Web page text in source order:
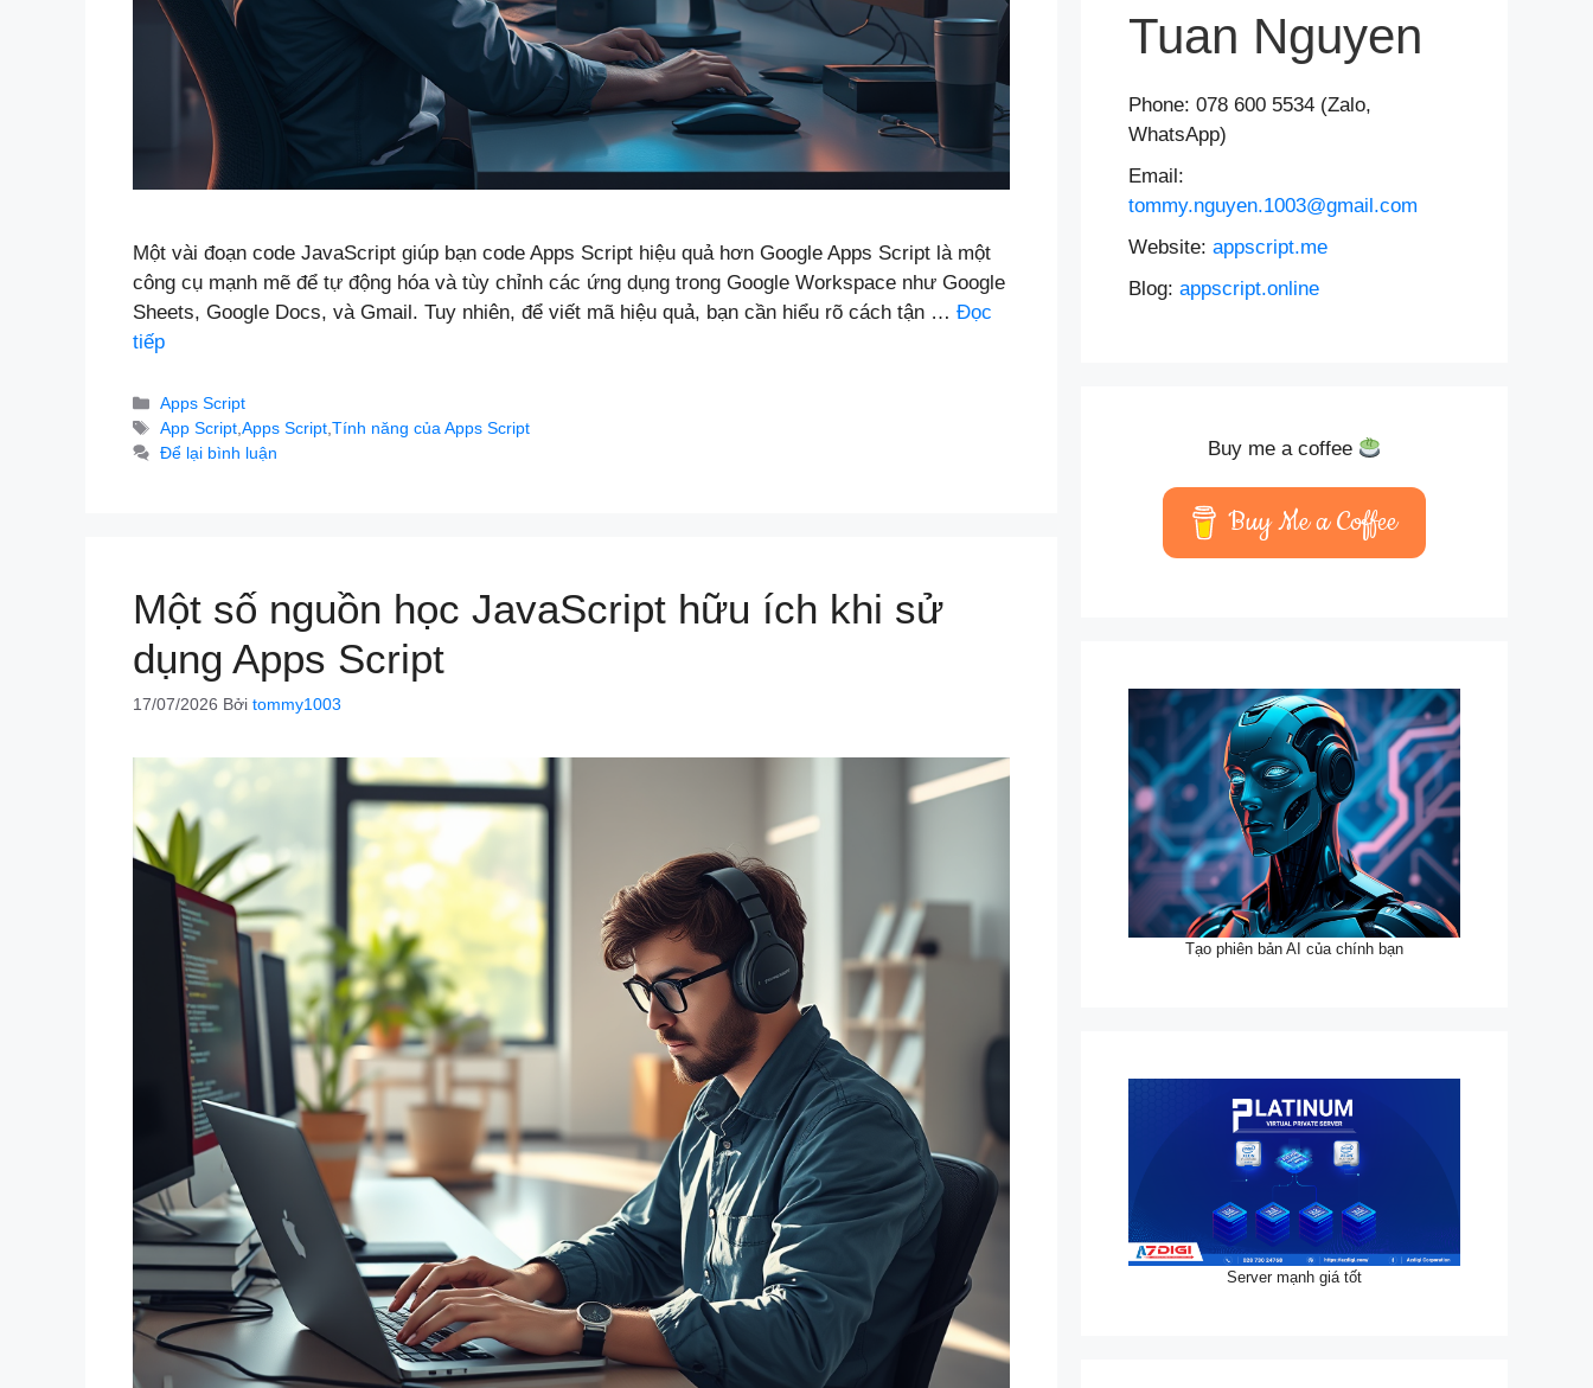
Một vài đoạn code JavaScript giúp bạn code Apps Script hiệu quả hơn Google Apps Script là một
công cụ mạnh mẽ để tự động hóa và tùy chỉnh các ứng dụng trong Google Workspace như Google
Sheets, Google Docs, và Gmail. Tuy nhiên, để viết mã hiệu quả, bạn cần hiểu rõ cách tận … Đọc
tiếp
Danh
mục
Apps Script
Thẻ
App Script,Apps Script,Tính năng của Apps Script
Để lại bình luận
Một số nguồn học JavaScript hữu ích khi sử
dụng Apps Script
17/07/2026 Bởi tommy1003
Tuan Nguyen
Phone: 078 600 5534 (Zalo,
WhatsApp)
Email:
tommy.nguyen.1003@gmail.com
Website: appscript.me
Blog: appscript.online
Buy me a coffee
Buy Me a Coffee
Tạo phiên bản AI của chính bạn
Server mạnh giá tốt